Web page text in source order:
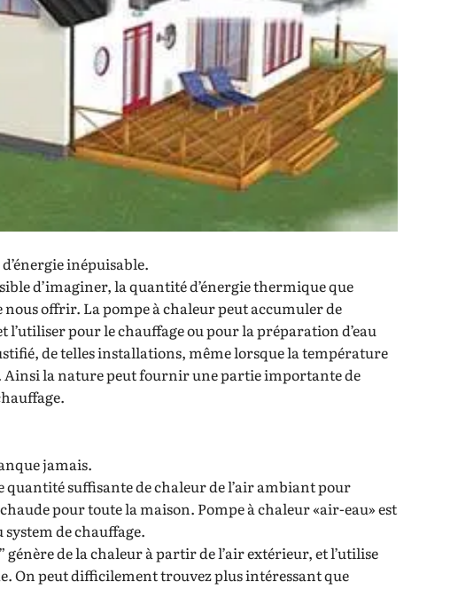
inépuisable.
d’imaginer, la quantité d’énergie thermique que
offrir. La pompe à chaleur peut accumuler de
l’utiliser pour le chauffage ou pour la préparation d’eau
de telles installations, même lorsque la température
Ainsi la nature peut fournir une partie importante de
jamais.
quantité suffisante de chaleur de l’air ambiant pour
pour toute la maison. Pompe à chaleur «air-eau» est
de chauffage.
génère de la chaleur à partir de l’air extérieur, et l’utilise
On peut difficilement trouvez plus intéressant que